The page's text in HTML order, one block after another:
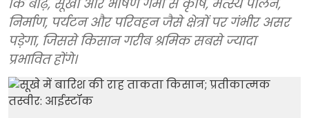
कि बाढ़, सूखा और भीषण गर्मी से कृषि, मत्स्य पालन,
निर्माण, पर्यटन और परिवहन जैसे क्षेत्रों पर गंभीर असर
पड़ेगा, जिससे किसान गरीब श्रमिक सबसे ज्यादा
प्रभावित होंगे।